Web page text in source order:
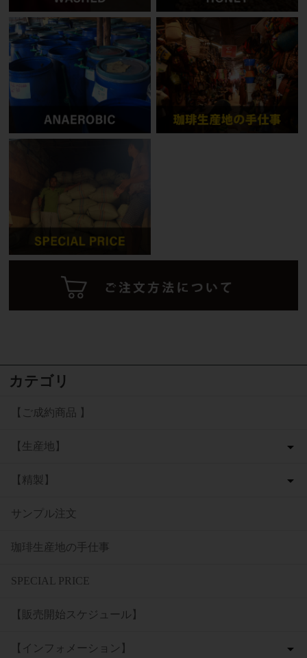
カテゴリ
【ご成約商品 】
【生産地】
【精製】
サンプル注文
珈琲生産地の手仕事
SPECIAL PRICE
【販売開始スケジュール】
【インフォメーション】